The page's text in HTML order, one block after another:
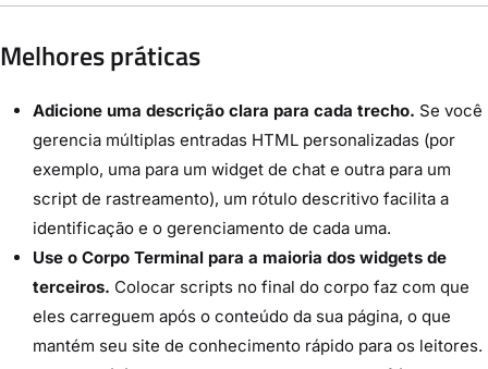
Melhores práticas
Adicione uma descrição clara para cada trecho. Se você
gerencia múltiplas entradas HTML personalizadas (por
exemplo, uma para um widget de chat e outra para um
script de rastreamento), um rótulo descritivo facilita a
identificação e o gerenciamento de cada uma.
Use o Corpo Terminal para a maioria dos widgets de
terceiros. Colocar scripts no final do corpo faz com que
eles carreguem após o conteúdo da sua página, o que
mantém seu site de conhecimento rápido para os leitores.